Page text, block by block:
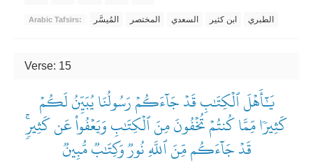
Arabic Tafsirs: المُيسَّر المختصر السعدي ابن كثير الطبري
Verse: 15
يَٰٓأَهۡلَ ٱلۡكِتَٰبِ قَدۡ جَآءَكُمۡ رَسُولُنَا يُبَيِّنُ لَكُمۡ
كَثِيرٗا مِّمَّا كُنتُمۡ تُخۡفُونَ مِنَ ٱلۡكِتَٰبِ وَيَعۡفُواْ عَن كَثِيرٖۚ
قَدۡ جَآءَكُم مِّنَ ٱللَّهِ نُورٞ وَكِتَٰبٞ مُّبِينٞ